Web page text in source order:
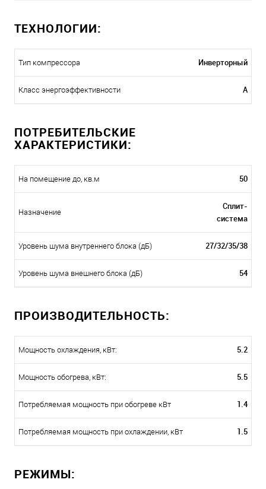
ТЕХНОЛОГИИ:
Тип компрессора Инверторный
Класс энергоэффективности A
ПОТРЕБИТЕЛЬСКИЕ
ХАРАКТЕРИСТИКИ:
На помещение до, кв.м 50
Назначение
Сплит-
система
Уровень шума внутреннего блока (дБ) 27/32/35/38
Уровень шума внешнего блока (дБ) 54
ПРОИЗВОДИТЕЛЬНОСТЬ:
Мощность охлаждения, кВт: 5.2
Мощность обогрева, кВт: 5.5
Потребляемая мощность при обогреве кВт 1.4
Потребляемая мощность при охлаждении, кВт 1.5
РЕЖИМЫ: